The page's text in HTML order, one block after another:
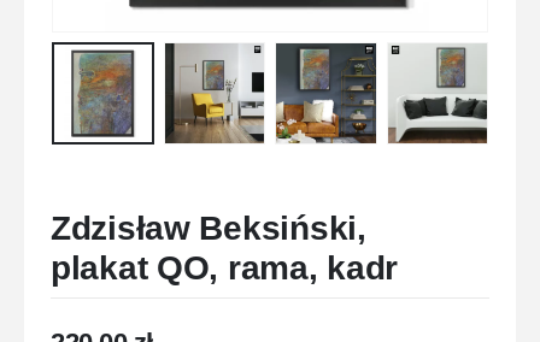
Zdzisław Beksiński,
plakat QO, rama, kadr